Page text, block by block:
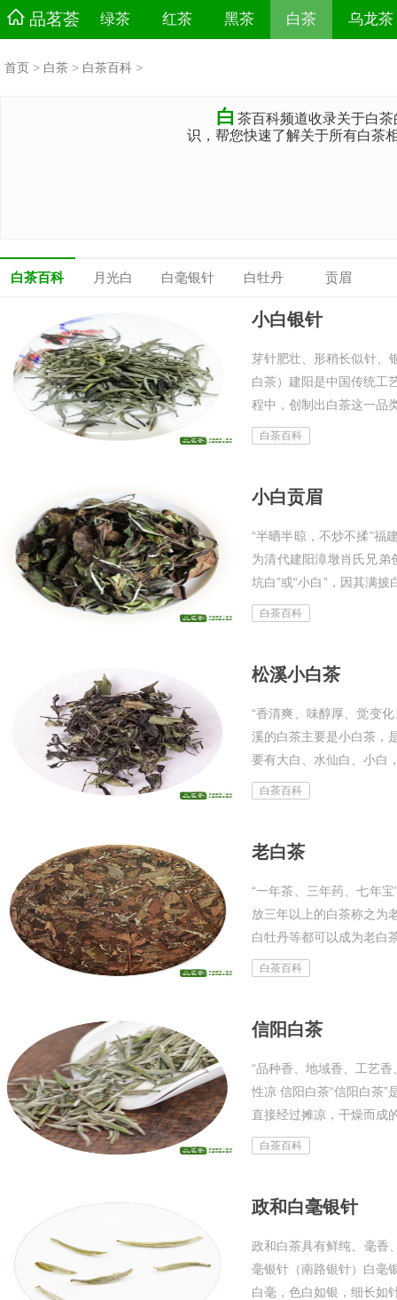
品茗荟 绿茶 红茶 黑茶 白茶 乌龙茶
首页 > 白茶 > 白茶百科 >
白 茶百科频道收录关于白
识，帮您快速了解关于所有白茶
白茶百科 月光白 白毫银针 白牡丹 贡眉
小白银针
芽针肥壮、形稍长似针、
白茶）建阳是中国传统工
程中，创制出白茶这一品
仙白生产的白牡丹独具风
白茶百科
小白贡眉
“半晒半晾，不炒不揉”福
为清代建阳漳墩肖氏兄弟
坑白”或“小白”，因其满
一芽二三叶，以“半晒半
白茶百科
松溪小白茶
“香清爽、味醇厚、觉变
溪的白茶主要是小白茶，
要有大白、水仙白、小白
是形似雀舌，毫密而细，
白茶百科
老白茶
“一年茶、三年药、七年
放三年以上的白茶称之为
白牡丹等都可以成为老白
多酚类物质不断的氧化，
白茶百科
信阳白茶
“品种香、地域香、工艺
性凉 信阳白茶“信阳白茶”
直接经过摊凉，干燥而成
受，由于大众消费者对白
白茶百科
政和白毫银针
政和白茶具有鲜纯、毫香
毫银针（南路银针）白毫
白毫，色白如银，细长如